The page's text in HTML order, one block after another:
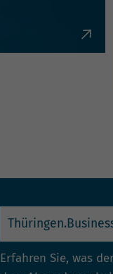
Erfahren Sie, was